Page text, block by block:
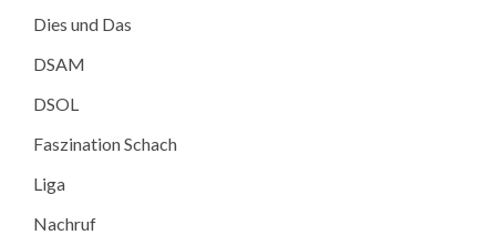
Dies und Das
DSAM
DSOL
Faszination Schach
Liga
Nachruf